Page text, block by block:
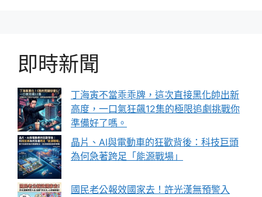
即時新聞
丁海寅不當乖乖牌，這次直接黑化帥出新
高度，一口氣狂飆12集的極限追劇挑戰你
準備好了嗎。
晶片、AI與電動車的狂歡背後：科技巨頭
為何急著跨足「能源戰場」
國民老公報效國家去！許光漢無預警入